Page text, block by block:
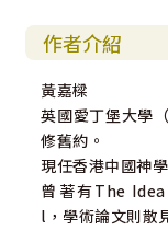
作者介紹
黃嘉樑
英國愛丁堡大學
修舊約。
現任香港中國神
曾著有The
l，學術論文則散